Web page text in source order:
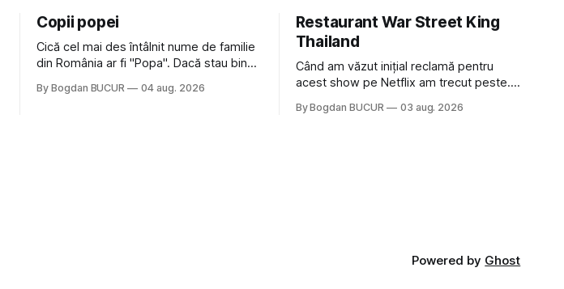
Copii popei
Cică cel mai des întâlnit nume de familie
din România ar fi "Popa". Dacă stau bine
colegi de școala Popa cam peste tot
By Bogdan BUCUR 04 aug. 2026
Restaurant War Street King
Thailand
Când am văzut inițial reclamă pentru
acest show pe Netflix am trecut peste.
tailandeză pe fundal, era cu street food
By Bogdan BUCUR 03 aug. 2026
Powered by Ghost